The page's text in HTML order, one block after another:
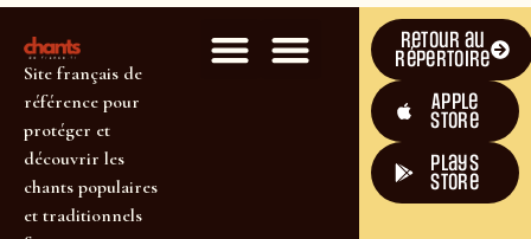
Site français de
référence pour
protéger et
découvrir les
chants populaires
et traditionnels
Retour au
répertoire
Apple
Store
plays
store